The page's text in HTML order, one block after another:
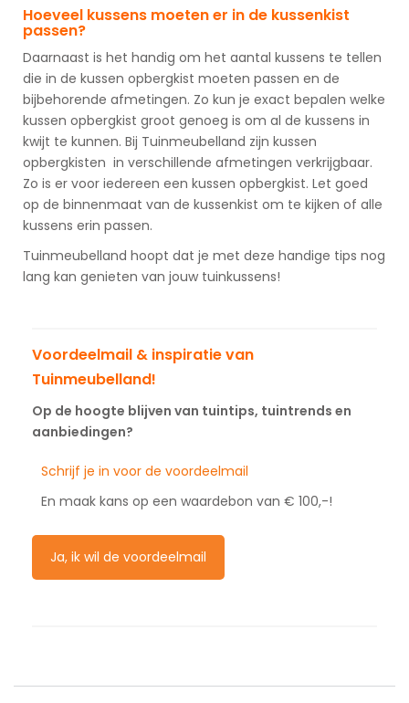
Hoeveel kussens moeten er in de kussenkist
passen?
Daarnaast is het handig om het aantal kussens te tellen
die in de kussen opbergkist moeten passen en de
bijbehorende afmetingen. Zo kun je exact bepalen welke
kussen opbergkist groot genoeg is om al de kussens in
kwijt te kunnen. Bij Tuinmeubelland zijn kussen
opbergkisten in verschillende afmetingen verkrijgbaar.
Zo is er voor iedereen een kussen opbergkist. Let goed
op de binnenmaat van de kussenkist om te kijken of alle
kussens erin passen.
Tuinmeubelland hoopt dat je met deze handige tips nog
lang kan genieten van jouw tuinkussens!
Voordeelmail & inspiratie van
Tuinmeubelland!
Op de hoogte blijven van tuintips, tuintrends en
aanbiedingen?
Schrijf je in voor de voordeelmail
En maak kans op een waardebon van € 100,-!
Ja, ik wil de voordeelmail